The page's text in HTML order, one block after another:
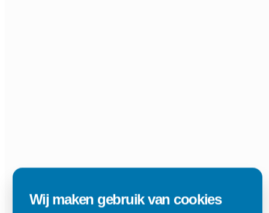
Wij maken gebruik van cookies